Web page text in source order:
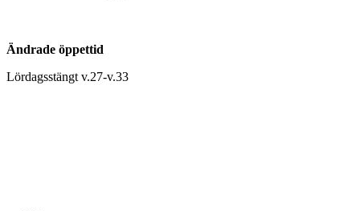
Ändrade öppettid
Lördagsstängt v.27-v.33